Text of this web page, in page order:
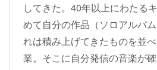
してきた。40年以上にわたる
めて自分の作品（ソロアルバ
れは積み上げてきたものを並
業。そこに自分発信の音楽が確